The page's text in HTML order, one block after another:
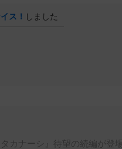
ス！ しました
タカナーシ』待望の続編が登場!